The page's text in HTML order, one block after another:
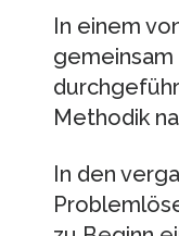
In einem
Methodik
In den